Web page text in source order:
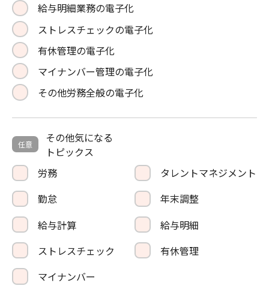
給与明細業務の電子化
ストレスチェックの電子化
有休管理の電子化
マイナンバー管理の電子化
その他労務全般の電子化
任意
その他気になる
トピックス
労務
タレントマネジメント
勤怠
年末調整
給与計算
給与明細
ストレスチェック
有休管理
マイナンバー